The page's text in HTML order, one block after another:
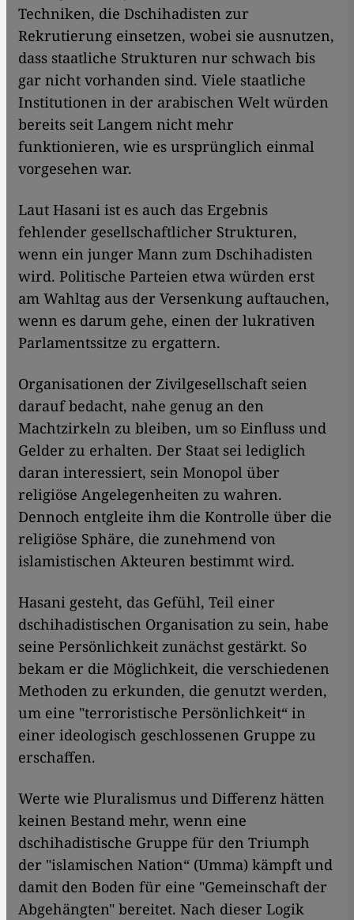
Techniken, die Dschihadisten zur
Rekrutierung einsetzen, wobei sie ausnutzen,
dass staatliche Strukturen nur schwach bis
gar nicht vorhanden sind. Viele staatliche
Institutionen in der arabischen Welt würden
bereits seit Langem nicht mehr
funktionieren, wie es ursprünglich einmal
vorgesehen war.
Laut Hasani ist es auch das Ergebnis
fehlender gesellschaftlicher Strukturen,
wenn ein junger Mann zum Dschihadisten
wird. Politische Parteien etwa würden erst
am Wahltag aus der Versenkung auftauchen,
wenn es darum gehe, einen der lukrativen
Parlamentssitze zu ergattern.
Organisationen der Zivilgesellschaft seien
darauf bedacht, nahe genug an den
Machtzirkeln zu bleiben, um so Einfluss und
Gelder zu erhalten. Der Staat sei lediglich
daran interessiert, sein Monopol über
religiöse Angelegenheiten zu wahren.
Dennoch entgleite ihm die Kontrolle über die
religiöse Sphäre, die zunehmend von
islamistischen Akteuren bestimmt wird.
Hasani gesteht, das Gefühl, Teil einer
dschihadistischen Organisation zu sein, habe
seine Persönlichkeit zunächst gestärkt. So
bekam er die Möglichkeit, die verschiedenen
Methoden zu erkunden, die genutzt werden,
um eine "terroristische Persönlichkeit“ in
einer ideologisch geschlossenen Gruppe zu
erschaffen.
Werte wie Pluralismus und Differenz hätten
keinen Bestand mehr, wenn eine
dschihadistische Gruppe für den Triumph
der "islamischen Nation“ (Umma) kämpft und
damit den Boden für eine "Gemeinschaft der
Abgehängten" bereitet. Nach dieser Logik